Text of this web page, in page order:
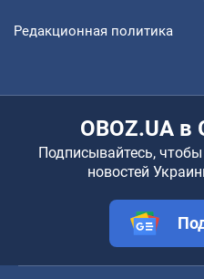
Редакционная политика
OBOZ.UA в
Подписывайтесь,
новостей